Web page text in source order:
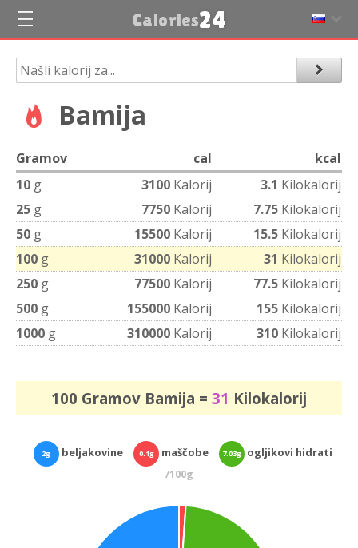
Calories24
Bamija
Gramov cal
kcal
10 g 3100 Kalorij 3.1 Kilokalorij
25 g 7750 Kalorij 7.75 Kilokalorij
50 g 15500 Kalorij 15.5 Kilokalorij
100 g 31000 Kalorij 31 Kilokalorij
250 g 77500 Kalorij 77.5 Kilokalorij
500 g 155000 Kalorij 155 Kilokalorij
1000 g 310000 Kalorij 310 Kilokalorij
100 Gramov Bamija = 31 Kilokalorij
2g beljakovine 0.1g maščobe 7.03g
ogljikovi hidrati
/100g